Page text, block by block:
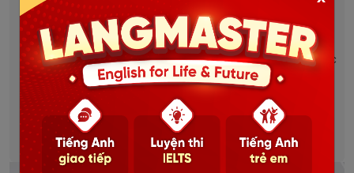
ngay lập tức.
Lộ trình học được thiết kế riêng cho từng học viên.
Dựa trên mục tiêu, đặc thù từng ngành việc của học
viên.
Học mọi lúc mọi nơi, thời gian linh hoạt.
Chi tiết